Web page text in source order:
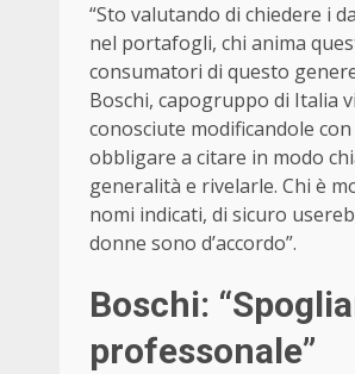
“Sto valutando di chiedere i
nel portafogli, chi anima
consumatori di questo
Boschi, capogruppo di Italia
conosciute modificandole
obbligare a citare in modo
generalità e rivelarle. Chi è
nomi indicati, di sicuro
donne sono d’accordo”.
Boschi:
professonale”